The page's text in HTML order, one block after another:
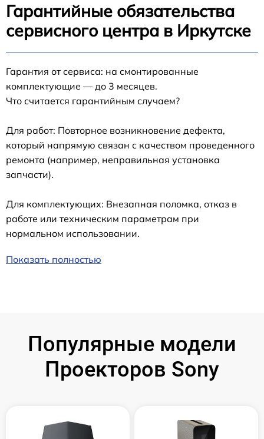
Гарантийные обязательства
сервисного центра в Иркутске
Гарантия от сервиса: на смонтированные
комплектующие — до 3 месяцев.
Что считается гарантийным случаем?
Для работ: Повторное возникновение дефекта,
который напрямую связан с качеством проведенного
ремонта (например, неправильная установка
запчасти).
Для комплектующих: Внезапная поломка, отказ в
работе или техническим параметрам при
нормальном использовании.
Показать полностью
Популярные модели
Проекторов Sony